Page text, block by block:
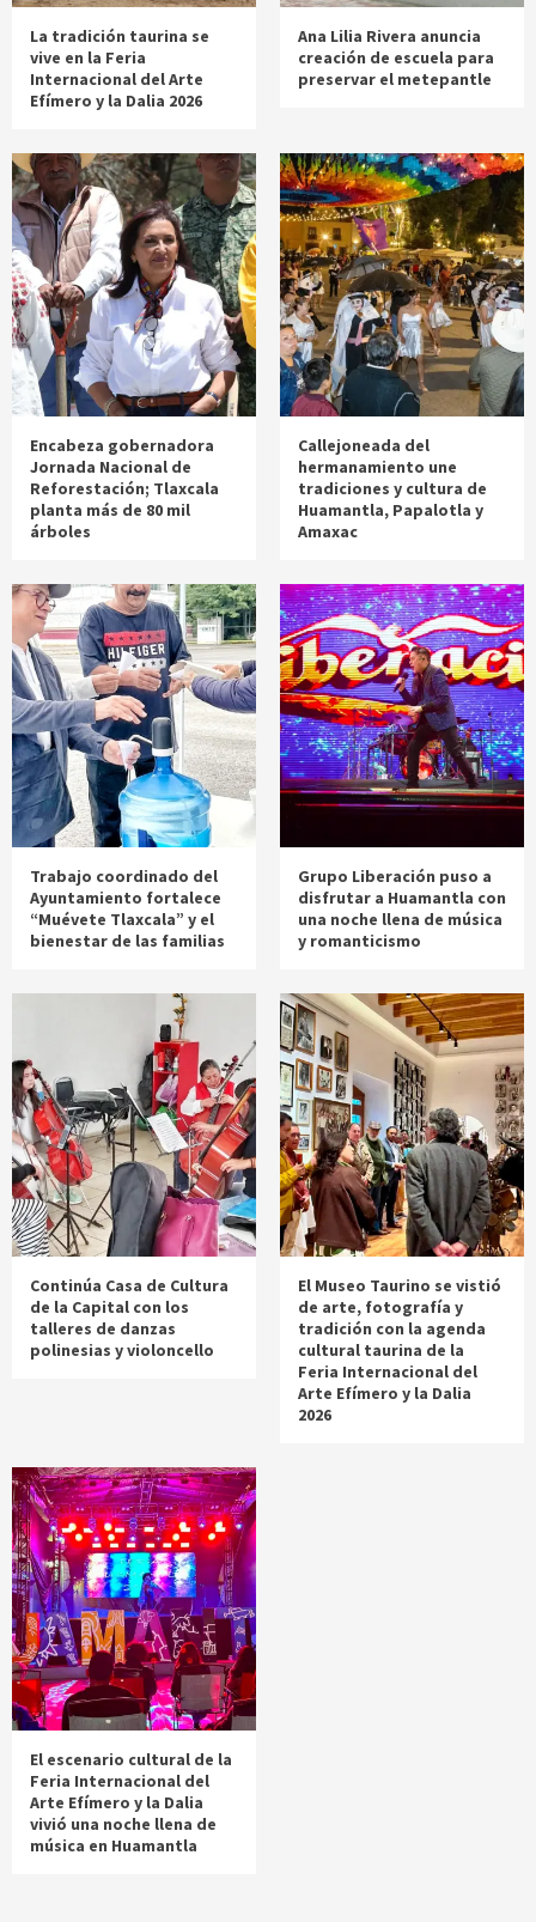
La tradición taurina se
vive en la Feria
Internacional del Arte
Efímero y la Dalia 2026
Ana Lilia Rivera anuncia
creación de escuela para
preservar el metepantle
Encabeza gobernadora
Jornada Nacional de
Reforestación; Tlaxcala
planta más de 80 mil
árboles
Callejoneada del
hermanamiento une
tradiciones y cultura de
Huamantla, Papalotla y
Amaxac
Trabajo coordinado del
Ayuntamiento fortalece
“Muévete Tlaxcala” y el
bienestar de las familias
Grupo Liberación puso a
disfrutar a Huamantla con
una noche llena de música
y romanticismo
Continúa Casa de Cultura
de la Capital con los
talleres de danzas
polinesias y violoncello
El Museo Taurino se vistió
de arte, fotografía y
tradición con la agenda
cultural taurina de la
Feria Internacional del
Arte Efímero y la Dalia
2026
El escenario cultural de la
Feria Internacional del
Arte Efímero y la Dalia
vivió una noche llena de
música en Huamantla